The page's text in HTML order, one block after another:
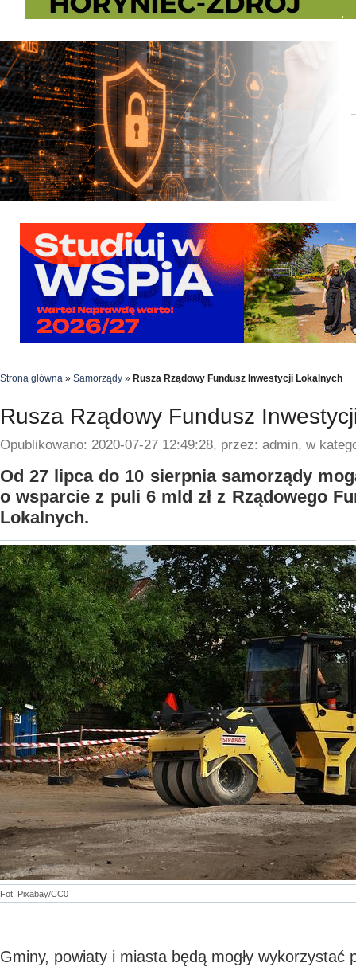
Strona główna » Samorządy » Rusza Rządowy Fundusz Inwestycji Lokalnych
Rusza Rządowy Fundusz
Opublikowano: 2020-07-27 12:49:28, przez: admin, w
Od 27 lipca do 10 sierpnia samorządy
o wsparcie z puli 6 mld zł z Rządowego
Lokalnych.
Fot. Pixabay/CC0
Gminy, powiaty i miasta będą mogły wykorzystać